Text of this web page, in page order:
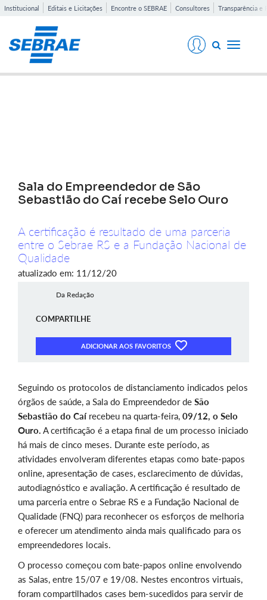
Institucional Editais e Licitações Encontre o SEBRAE Consultores Transparência e
Toggle
Sala do Empreendedor de São
Sebastião do Caí recebe Selo Ouro
A certificação é resultado de uma parceria
entre o Sebrae RS e a Fundação Nacional de
Qualidade
atualizado em: 11/12/20
Da Redação
COMPARTILHE
ADICIONAR AOS FAVORITOS
Seguindo os protocolos de distanciamento indicados pelos
órgãos de saúde, a Sala do Empreendedor de São
Sebastião do Caírecebeu na quarta-feira, 09/12, o Selo
Ouro. A certificação é a etapa final de um processo iniciado
há mais de cinco meses. Durante este período, as
atividades envolveram diferentes etapas como bate-papos
online, apresentação de cases, esclarecimento de dúvidas,
autodiagnóstico e avaliação. A certificação é resultado de
uma parceria entre o Sebrae RS e a Fundação Nacional de
Qualidade (FNQ) para reconhecer os esforços de melhoria
e oferecer um atendimento ainda mais qualificado para os
empreendedores locais.
O processo começou com bate-papos online envolvendo
as Salas, entre 15/07 e 19/08. Nestes encontros virtuais,
foram compartilhados cases bem-sucedidos para servir de